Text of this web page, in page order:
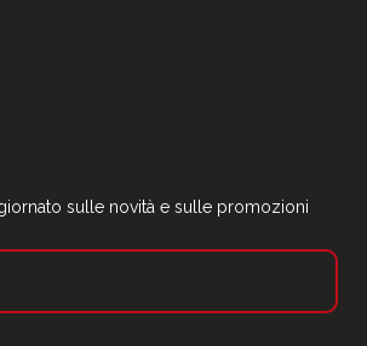
sulle novità e sulle promozioni